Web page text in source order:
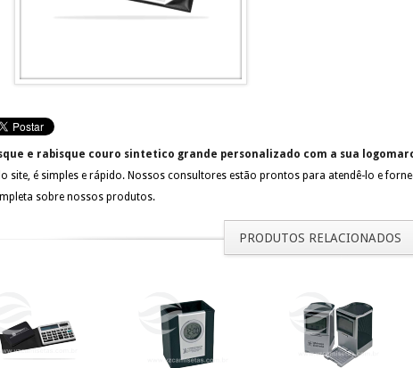
e rabisque couro sintetico grande personalizado com a sua
site, é simples e rápido. Nossos consultores estão prontos para atendê-lo e
sobre nossos produtos.
PRODUTOS RELACIONADOS